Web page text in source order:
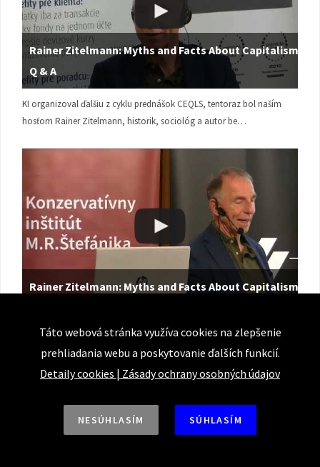
Rainer Zitelmann: Myths and Facts About Capitalism |
Q & A
KI organizoval ďalšiu z cyklu prednášok CEQLS, tentoraz bol naším
hosťom Rainer Zitelmann, historik, sociológ a autor be…
Rainer Zitelmann: Myths and Facts About Capitalism
hosťom Rainer Zitelmann, historik, sociológ a autor be…
Táto webová stránka využíva cookies na zlepšenie
prehliadania webu a poskytovanie ďalších funkcií.
Detaily cookies | Zásady ochrany osobných údajov
NESÚHLASÍM SÚHLASÍM